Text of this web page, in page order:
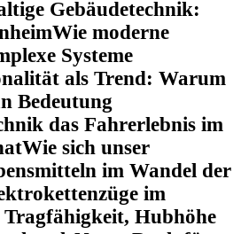
Gebäudetechnik:
Wie moderne
Systeme
als Trend: Warum
Bedeutung
das Fahrerlebnis im
Wie sich unser
im Wandel der
im
Hubhöhe